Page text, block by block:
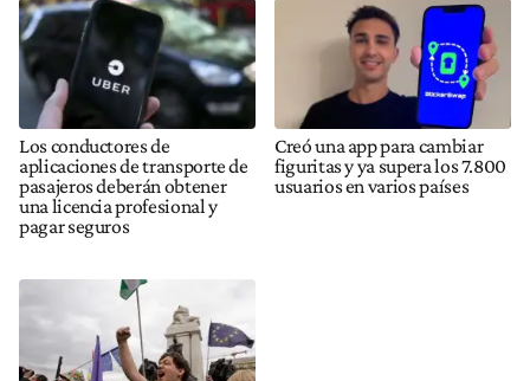
Los conductores de
aplicaciones de transporte de
pasajeros deberán obtener
una licencia profesional y
pagar seguros
Creó una app para cambiar
figuritas y ya supera los 7.800
usuarios en varios países